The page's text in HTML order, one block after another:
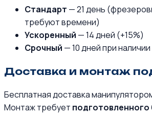
Стандарт — 21 день
требуют времени)
Ускоренный — 14 дней (+15%)
Срочный — 10 дней при
Доставка и монтаж
Бесплатная доставка
Монтаж требует подготовленного